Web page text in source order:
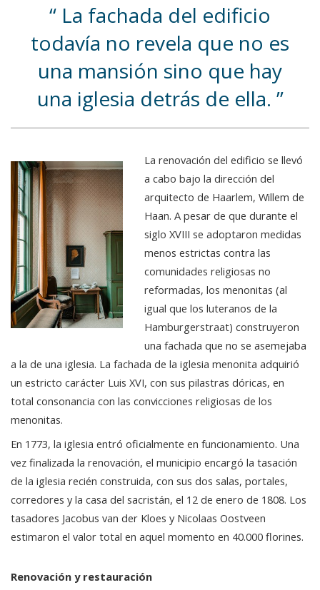
La fachada del edificio
todavía no revela que no es
una mansión sino que hay
una iglesia detrás de ella.
La renovación del edificio se llevó
a cabo bajo la dirección del
arquitecto de Haarlem, Willem de
Haan. A pesar de que durante el
siglo XVIII se adoptaron medidas
menos estrictas contra las
comunidades religiosas no
reformadas, los menonitas (al
igual que los luteranos de la
Hamburgerstraat) construyeron
una fachada que no se asemejaba
a la de una iglesia. La fachada de la iglesia menonita adquirió
un estricto carácter Luis XVI, con sus pilastras dóricas, en
total consonancia con las convicciones religiosas de los
menonitas.
En 1773, la iglesia entró oficialmente en funcionamiento. Una
vez finalizada la renovación, el municipio encargó la tasación
de la iglesia recién construida, con sus dos salas, portales,
corredores y la casa del sacristán, el 12 de enero de 1808. Los
tasadores Jacobus van der Kloes y Nicolaas Oostveen
estimaron el valor total en aquel momento en 40.000 florines.
Renovación y restauración